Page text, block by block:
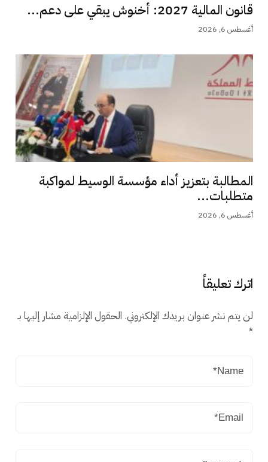
قانون المالية 2027: أخنوش يبقي على دعم...
أغسطس 6, 2026
المطالبة بتعزيز أداء مؤسسة الوسيط لمواكبة
متطلبات...
أغسطس 6, 2026
اترك تعليقاً
لن يتم نشر عنوان بريدك الإلكتروني. الحقول الإلزامية مشار إليها بـ
*